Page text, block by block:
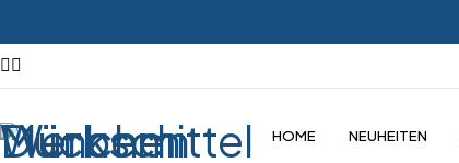
HOME NEUHEITEN